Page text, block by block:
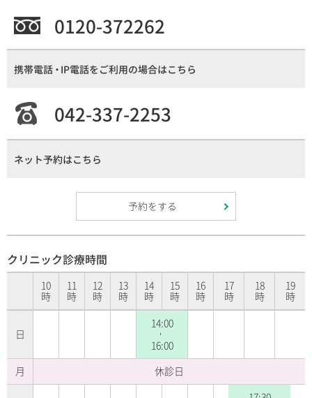
0120-372262
携帯電話・IP電話をご利用の場合はこちら
042-337-2253
ネット予約はこちら
予約をする
クリニック診療時間
10
時
11
時
12
時
13
時
14
時
15
時
16
時
17
時
18
時
19
時
日
14:00
-
16:00
月
休診日